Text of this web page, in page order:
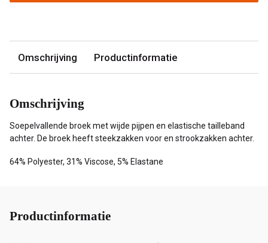
Omschrijving Productinformatie
Omschrijving
Soepelvallende broek met wijde pijpen en elastische tailleband
achter. De broek heeft steekzakken voor en strookzakken achter.
64% Polyester, 31% Viscose, 5% Elastane
Productinformatie